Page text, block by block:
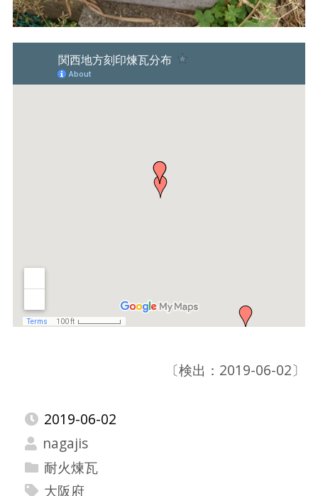
〔検出：2019-06-02〕
2019-06-02
nagajis
耐火煉瓦
大阪府